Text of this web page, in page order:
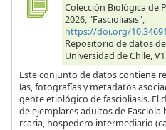
Colección Biológica de
2026, "Fascioliasis",
https://doi.org/
Repositorio de datos
Universidad de Chile, V1
Este conjunto de datos contiene
ías, fotografías y metadatos
gente etiológico de fascioliasis. El
de ejemplares adultos de Fasciola
rcaria, hospedero intermediario